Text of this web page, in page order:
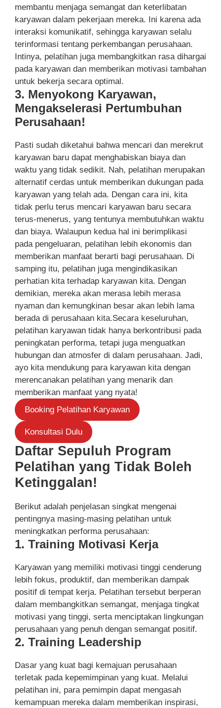
membantu menjaga semangat dan keterlibatan
karyawan dalam pekerjaan mereka. Ini karena ada
interaksi komunikatif, sehingga karyawan selalu
terinformasi tentang perkembangan perusahaan.
Intinya, pelatihan juga membangkitkan rasa dihargai
pada karyawan dan memberikan motivasi tambahan
untuk bekerja secara optimal.
3. Menyokong Karyawan,
Mengakselerasi Pertumbuhan
Perusahaan!
Pasti sudah diketahui bahwa mencari dan merekrut
karyawan baru dapat menghabiskan biaya dan
waktu yang tidak sedikit. Nah, pelatihan merupakan
alternatif cerdas untuk memberikan dukungan pada
karyawan yang telah ada. Dengan cara ini, kita
tidak perlu terus mencari karyawan baru secara
terus-menerus, yang tentunya membutuhkan waktu
dan biaya. Walaupun kedua hal ini berimplikasi
pada pengeluaran, pelatihan lebih ekonomis dan
memberikan manfaat berarti bagi perusahaan. Di
samping itu, pelatihan juga mengindikasikan
perhatian kita terhadap karyawan kita. Dengan
demikian, mereka akan merasa lebih merasa
nyaman dan kemungkinan besar akan lebih lama
berada di perusahaan kita.Secara keseluruhan,
pelatihan karyawan tidak hanya berkontribusi pada
peningkatan performa, tetapi juga menguatkan
hubungan dan atmosfer di dalam perusahaan. Jadi,
ayo kita mendukung para karyawan kita dengan
merencanakan pelatihan yang menarik dan
memberikan manfaat yang nyata!
Booking Pelatihan Karyawan
Konsultasi Dulu
Daftar Sepuluh Program
Pelatihan yang Tidak Boleh
Ketinggalan!
Berikut adalah penjelasan singkat mengenai
pentingnya masing-masing pelatihan untuk
meningkatkan performa perusahaan:
1. Training Motivasi Kerja
Karyawan yang memiliki motivasi tinggi cenderung
lebih fokus, produktif, dan memberikan dampak
positif di tempat kerja. Pelatihan tersebut berperan
dalam membangkitkan semangat, menjaga tingkat
motivasi yang tinggi, serta menciptakan lingkungan
perusahaan yang penuh dengan semangat positif.
2. Training Leadership
Dasar yang kuat bagi kemajuan perusahaan
terletak pada kepemimpinan yang kuat. Melalui
pelatihan ini, para pemimpin dapat mengasah
kemampuan mereka dalam memberikan inspirasi,